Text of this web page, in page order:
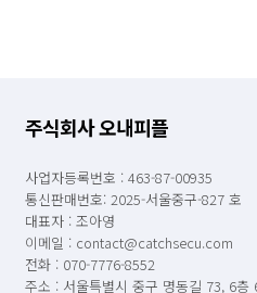
주식회사 오내피플
사업자등록번호 : 463-87-00935
통신판매번호: 2025-서울중구-827 호
대표자 : 조아영
이메일 : contact@catchsecu.com
전화 : 070-7776-8552
주소 : 서울특별시 중구 명동길 73, 6층